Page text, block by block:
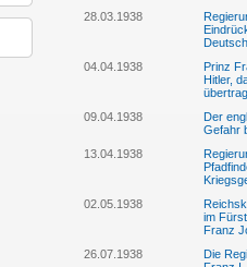
28.03.1938
04.04.1938
Prinz
Hitler,
09.04.1938
Der
Gefahr
13.04.1938
02.05.1938
im
Franz
26.07.1938
Die